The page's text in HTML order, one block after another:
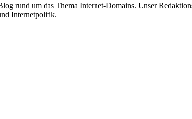
rund um das Thema Internet-Domains. Unser
Internetpolitik.